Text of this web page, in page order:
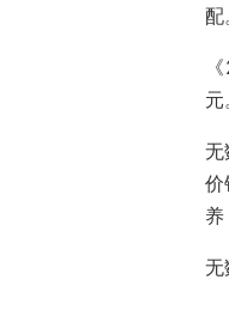
配
无
无